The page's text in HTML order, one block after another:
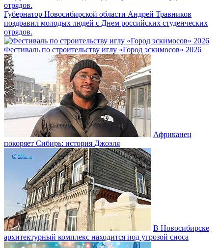
Губернатор Новосибирской области Андрей Травников
поздравил молодых людей с Днем российских студенческих
отрядов.
Фестиваль по строительству иглу «Город эскимосов» 2026
Африканец
покоряет Сибирь: история Джоэля
В Новосибирске
архитектурный комплекс находится под угрозой сноса